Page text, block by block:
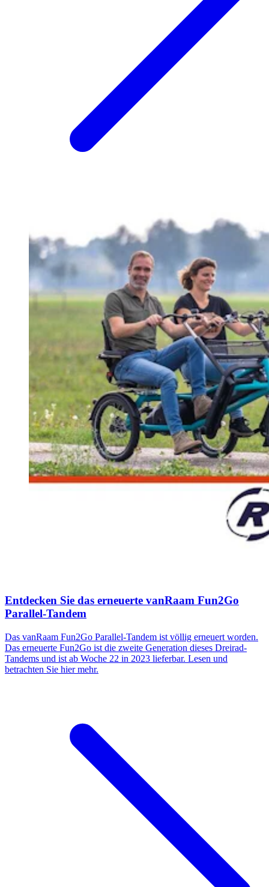
Entdecken Sie das erneuerte vanRaam Fun2Go
Parallel-Tandem
Das vanRaam Fun2Go Parallel-Tandem ist völlig erneuert worden.
Das erneuerte Fun2Go ist die zweite Generation dieses Dreirad-
Tandems und ist ab Woche 22 in 2023 lieferbar. Lesen und
betrachten Sie hier mehr.